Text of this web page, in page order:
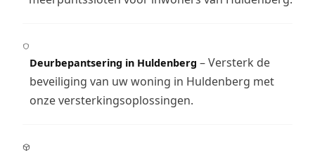
Deurbepantsering in Huldenberg – Versterk de
beveiliging van uw woning in Huldenberg met
onze versterkingsoplossingen.